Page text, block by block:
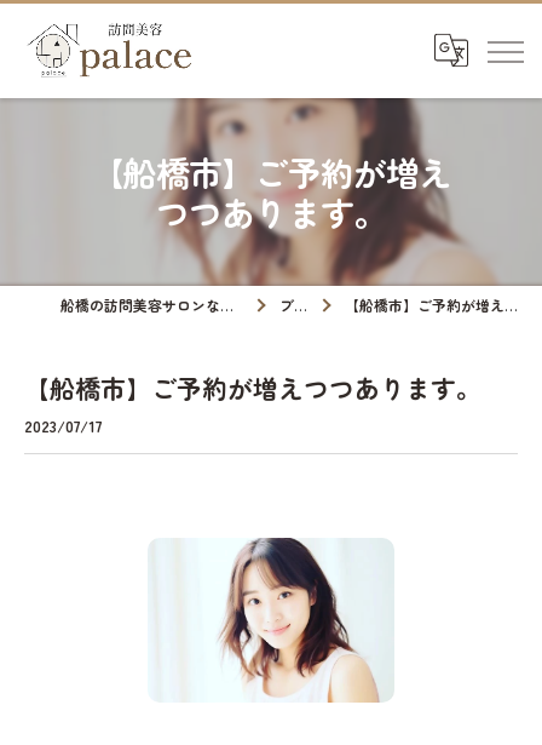
【船橋市】ご予約が増え
つつあります。
船橋の訪問美容サロンなら訪問美容palace ブログ 【船橋市】ご予約が増えつつあります。
【船橋市】ご予約が増えつつあります。
2023/07/17